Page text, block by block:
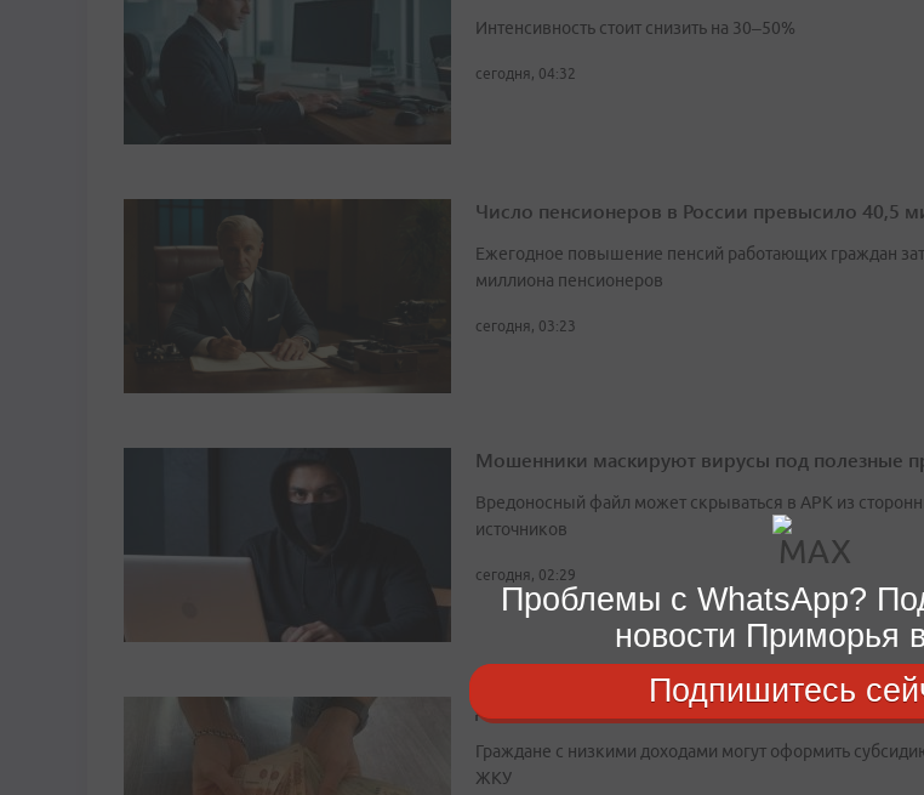
Интенсивность стоит снизить на 30–50%
сегодня, 04:32
Число пенсионеров в России превысило 40,5
Ежегодное повышение пенсий работающих граждан
миллиона пенсионеров
сегодня, 03:23
Мошенники маскируют вирусы под полезные
Вредоносный файл может скрываться в APK из
источников
сегодня, 02:29
Депутат объяснил, кому положены льготы на
Граждане с низкими доходами могут оформить
ЖКУ
Проблемы с WhatsApp?
новости Приморья
Подпишитесь